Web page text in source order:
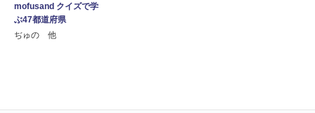
mofusand クイズで学
ぶ47都道府県
ぢゅの 他